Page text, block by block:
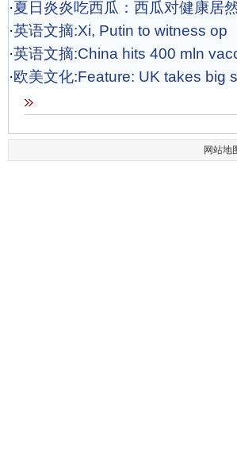
·夏日炎炎吃西瓜：西瓜对健康居
·英语文摘:Xi, Putin to witness op
·英语文摘:China hits 400 mln
·欧美文化:Feature: UK takes big s
网站地